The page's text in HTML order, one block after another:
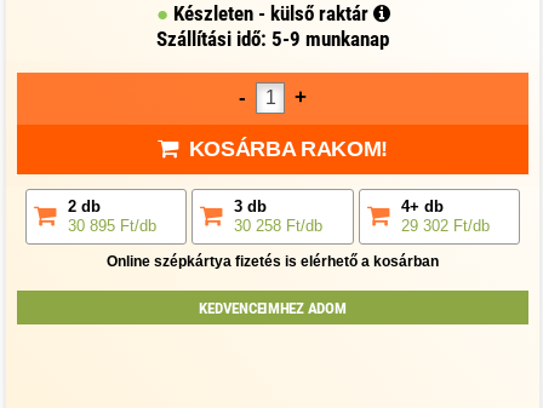
Készleten - külső raktár
Szállítási idő: 5-9 munkanap
- +
KOSÁRBA RAKOM!
2 db
30 895 Ft/db
3 db
30 258 Ft/db
4+ db
29 302 Ft/db
Online szépkártya fizetés is elérhető a kosárban
KEDVENCEIMHEZ ADOM